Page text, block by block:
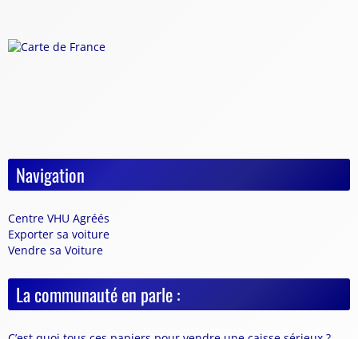
Navigation
Centre VHU Agréés
Exporter sa voiture
Vendre sa Voiture
La communauté en parle :